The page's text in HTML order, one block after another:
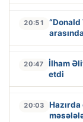
20:51
20:47
İlham
etdi
20:03